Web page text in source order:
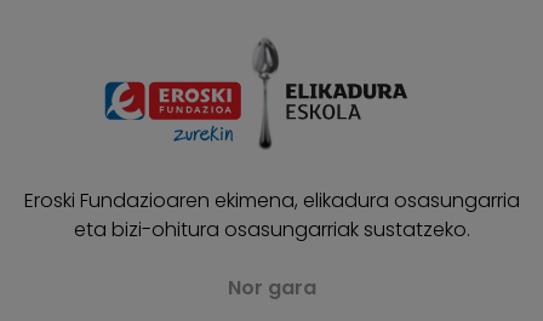
Eroski Fundazioaren ekimena, elikadura osasungarria
eta bizi-ohitura osasungarriak sustatzeko.
Nor gara